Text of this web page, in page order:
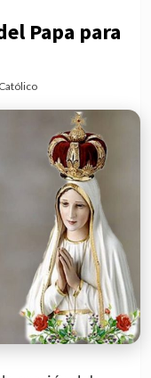
Papa para